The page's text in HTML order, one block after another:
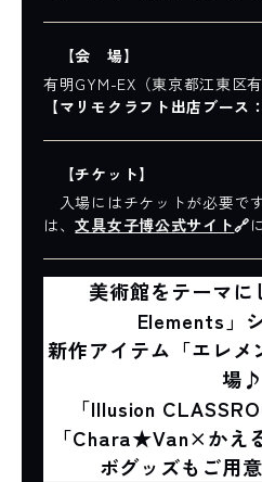
【会 場】
有明GYM-EX（東京都江東区
【マリモクラフト出店ブース
【チケット】
入場にはチケットが必要で
は、文具女子博公式サイト🔗
美術館をテーマに
Elements」
新作アイテム「エレメ
場♪
「Illusion
「Chara★Van×かえ
ボグッズもご用